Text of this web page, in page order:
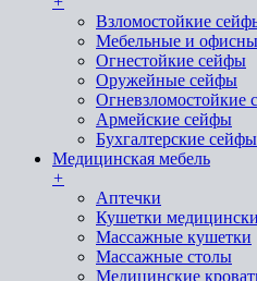
Взломостойкие
Мебельные и
Огнестойкие сейфы
Оружейные сейфы
Огневзломостойкие
Армейские сейфы
Бухгалтерские
Медицинская мебель
+
Аптечки
Кушетки
Массажные кушетки
Массажные столы
Медицинские